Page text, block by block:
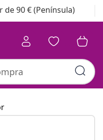
90 € (Península)